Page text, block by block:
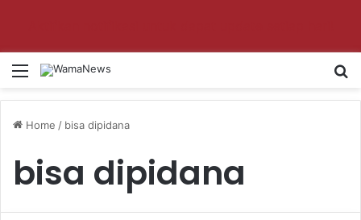
Menu
Home / bisa dipidana
bisa dipidana